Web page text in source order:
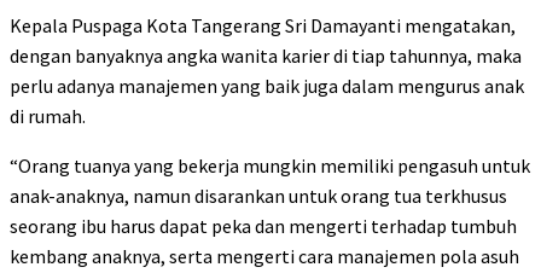
Kepala Puspaga Kota Tangerang Sri Damayanti mengatakan,
dengan banyaknya angka wanita karier di tiap tahunnya, maka
perlu adanya manajemen yang baik juga dalam mengurus anak
di rumah.
“Orang tuanya yang bekerja mungkin memiliki pengasuh untuk
anak-anaknya, namun disarankan untuk orang tua terkhusus
seorang ibu harus dapat peka dan mengerti terhadap tumbuh
kembang anaknya, serta mengerti cara manajemen pola asuh